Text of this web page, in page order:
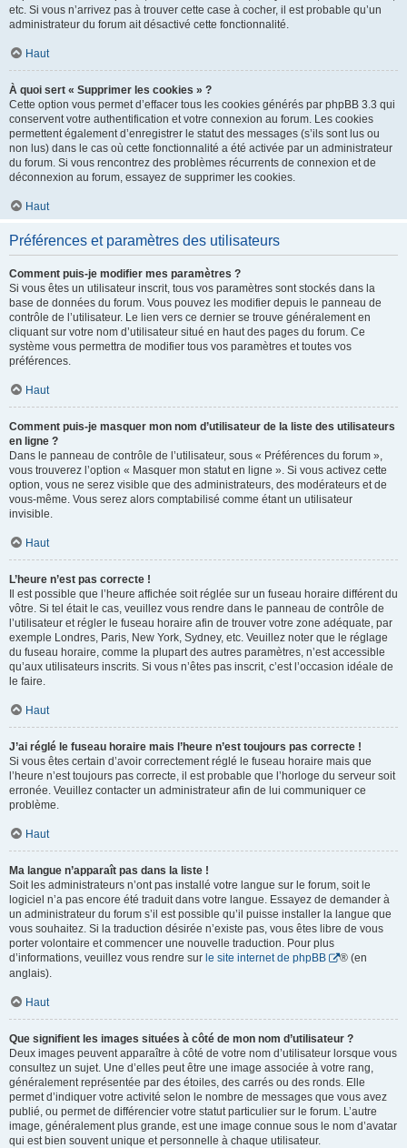
etc. Si vous n’arrivez pas à trouver cette case à cocher, il est probable qu’un
administrateur du forum ait désactivé cette fonctionnalité.
Haut
À quoi sert « Supprimer les cookies » ?
Cette option vous permet d’effacer tous les cookies générés par phpBB 3.3 qui
conservent votre authentification et votre connexion au forum. Les cookies
permettent également d’enregistrer le statut des messages (s’ils sont lus ou
non lus) dans le cas où cette fonctionnalité a été activée par un administrateur
du forum. Si vous rencontrez des problèmes récurrents de connexion et de
déconnexion au forum, essayez de supprimer les cookies.
Haut
Préférences et paramètres des utilisateurs
Comment puis-je modifier mes paramètres ?
Si vous êtes un utilisateur inscrit, tous vos paramètres sont stockés dans la
base de données du forum. Vous pouvez les modifier depuis le panneau de
contrôle de l’utilisateur. Le lien vers ce dernier se trouve généralement en
cliquant sur votre nom d’utilisateur situé en haut des pages du forum. Ce
système vous permettra de modifier tous vos paramètres et toutes vos
préférences.
Haut
Comment puis-je masquer mon nom d’utilisateur de la liste des utilisateurs
en ligne ?
Dans le panneau de contrôle de l’utilisateur, sous « Préférences du forum »,
vous trouverez l’option « Masquer mon statut en ligne ». Si vous activez cette
option, vous ne serez visible que des administrateurs, des modérateurs et de
vous-même. Vous serez alors comptabilisé comme étant un utilisateur
invisible.
Haut
L’heure n’est pas correcte !
Il est possible que l’heure affichée soit réglée sur un fuseau horaire différent du
vôtre. Si tel était le cas, veuillez vous rendre dans le panneau de contrôle de
l’utilisateur et régler le fuseau horaire afin de trouver votre zone adéquate, par
exemple Londres, Paris, New York, Sydney, etc. Veuillez noter que le réglage
du fuseau horaire, comme la plupart des autres paramètres, n’est accessible
qu’aux utilisateurs inscrits. Si vous n’êtes pas inscrit, c’est l’occasion idéale de
le faire.
Haut
J’ai réglé le fuseau horaire mais l’heure n’est toujours pas correcte !
Si vous êtes certain d’avoir correctement réglé le fuseau horaire mais que
l’heure n’est toujours pas correcte, il est probable que l’horloge du serveur soit
erronée. Veuillez contacter un administrateur afin de lui communiquer ce
problème.
Haut
Ma langue n’apparaît pas dans la liste !
Soit les administrateurs n’ont pas installé votre langue sur le forum, soit le
logiciel n’a pas encore été traduit dans votre langue. Essayez de demander à
un administrateur du forum s’il est possible qu’il puisse installer la langue que
vous souhaitez. Si la traduction désirée n’existe pas, vous êtes libre de vous
porter volontaire et commencer une nouvelle traduction. Pour plus
d’informations, veuillez vous rendre sur le site internet de phpBB
® (en
anglais).
Haut
Que signifient les images situées à côté de mon nom d’utilisateur ?
Deux images peuvent apparaître à côté de votre nom d’utilisateur lorsque vous
consultez un sujet. Une d’elles peut être une image associée à votre rang,
généralement représentée par des étoiles, des carrés ou des ronds. Elle
permet d’indiquer votre activité selon le nombre de messages que vous avez
publié, ou permet de différencier votre statut particulier sur le forum. L’autre
image, généralement plus grande, est une image connue sous le nom d’avatar
qui est bien souvent unique et personnelle à chaque utilisateur.